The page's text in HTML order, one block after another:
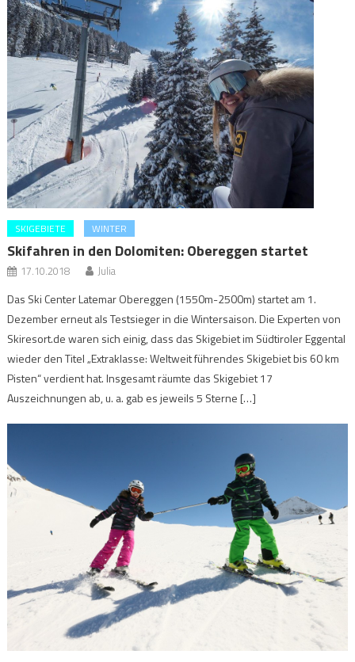
SKIGEBIETE WINTER
Skifahren in den Dolomiten: Obereggen startet
17.10.2018 Julia
Das Ski Center Latemar Obereggen (1550m-2500m) startet am 1.
Dezember erneut als Testsieger in die Wintersaison. Die Experten von
Skiresort.de waren sich einig, dass das Skigebiet im Südtiroler Eggental
wieder den Titel „Extraklasse: Weltweit führendes Skigebiet bis 60 km
Pisten“ verdient hat. Insgesamt räumte das Skigebiet 17
Auszeichnungen ab, u. a. gab es jeweils 5 Sterne […]